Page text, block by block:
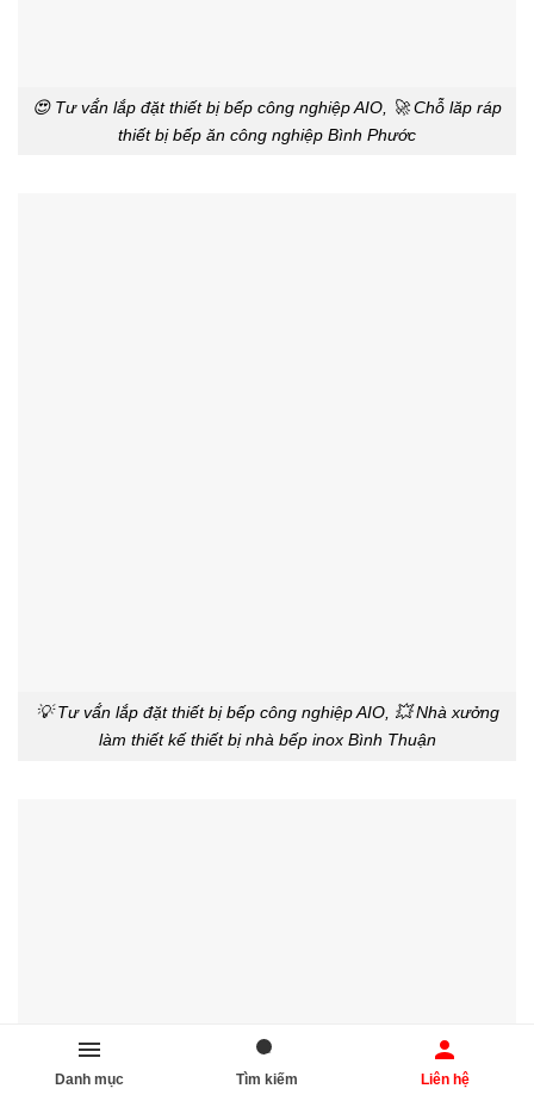
😍 Tư vấ́n lắp đặt thiết bị bếp công nghiệp AIO, 🚀 Chỗ lăp ráp
thiết bị bếp ăn công nghiệp Bình Phước
💡 Tư vấ́n lắp đặt thiết bị bếp công nghiệp AIO, 💥 Nhà xưởng
làm thiết kế thiết bị nhà bếp inox Bình Thuận
Danh mục Tìm kiếm Liên hệ